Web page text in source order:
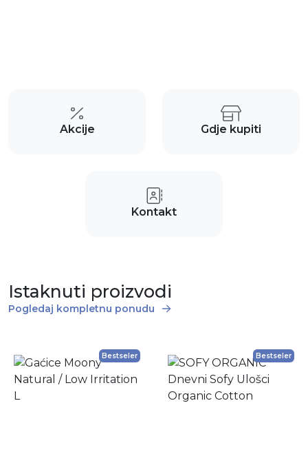
Akcije Gdje kupiti
Kontakt
Istaknuti proizvodi
Pogledaj kompletnu ponudu
Bestseler Bestseler